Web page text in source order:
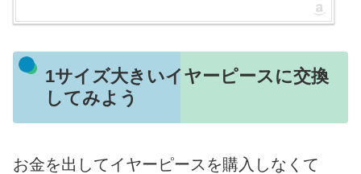
1サイズ大きいイヤーピースに交換
してみよう
お金を出してイヤーピースを購入しなくて